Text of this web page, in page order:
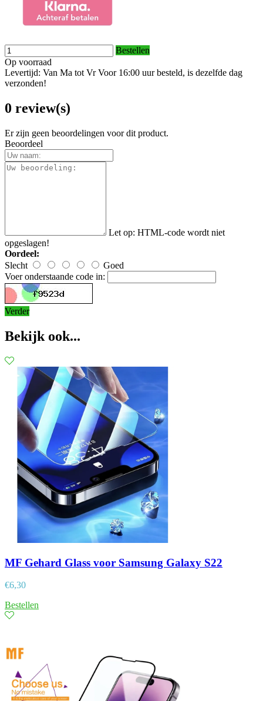
Bestellen
Op voorraad
Levertijd: Van Ma tot Vr Voor 16:00 uur besteld, is dezelfde dag
verzonden!
0 review(s)
Er zijn geen beoordelingen voor dit product.
Beoordeel
Let op: HTML-code wordt niet
opgeslagen!
Oordeel:
Slecht
Goed
Voer onderstaande code in:
Verder
Bekijk ook...
MF Gehard Glass voor Samsung Galaxy S22
€6,30
Bestellen